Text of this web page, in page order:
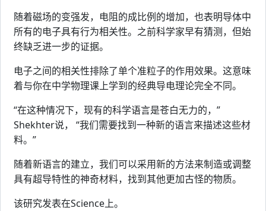
随着磁场的变强发，电阻的成比例的增加，也表明导体中
所有的电子具有行为相关性。之前科学家早有猜测，但始
终缺乏进一步的证据。
电子之间的相关性排除了单个准粒子的作用效果。这意味
着与你在中学物理课上学到的经典导电理论完全不同。
“在这种情况下，现有的科学语言是苍白无力的，”
Shekhter说， “我们需要找到一种新的语言来描述这些材
料。”
随着新语言的建立，我们可以采用新的方法来制造或调整
具有超导特性的神奇材料，找到其他更加古怪的物质。
该研究发表在Science上。